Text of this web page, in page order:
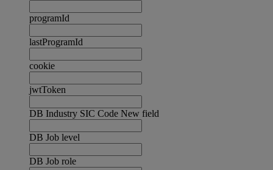
programId
lastProgramId
cookie
jwtToken
DB Industry SIC Code New field
DB Job level
DB Job role